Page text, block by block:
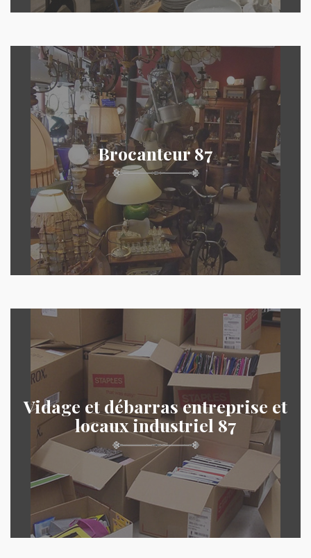
Brocanteur 87
Vidage et débarras entreprise et
locaux industriel 87